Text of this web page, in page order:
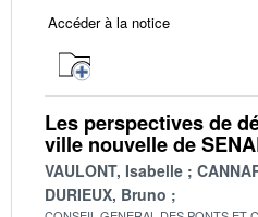
Accéder à la notice
Les perspectives de
ville nouvelle de
VAULONT, Isabelle
DURIEUX, Bruno